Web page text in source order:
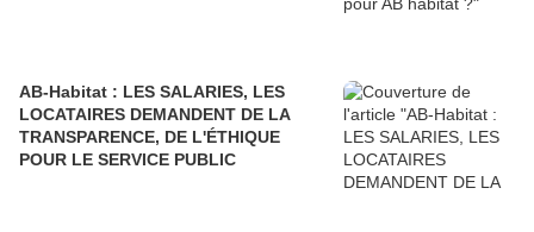
AB-Habitat : LES SALARIES, LES
LOCATAIRES DEMANDENT DE LA
TRANSPARENCE, DE L'ÉTHIQUE
POUR LE SERVICE PUBLIC